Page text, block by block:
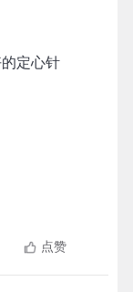
定心针
点赞